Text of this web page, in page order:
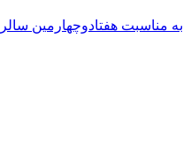
به مناسبت هفتادوچهارمین سالروز: نمایندگان